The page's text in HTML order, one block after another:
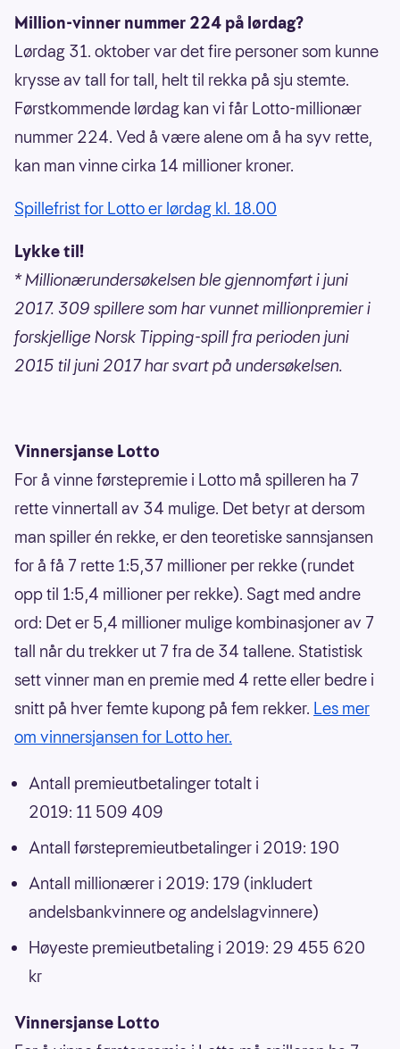
Million-vinner nummer 224 på lørdag?
Lørdag 31. oktober var det fire personer som kunne
krysse av tall for tall, helt til rekka på sju stemte.
Førstkommende lørdag kan vi får Lotto-millionær
nummer 224. Ved å være alene om å ha syv rette,
kan man vinne cirka 14 millioner kroner.
Spillefrist for Lotto er lørdag kl. 18.00
Lykke til!
* Millionærundersøkelsen ble gjennomført i juni
2017. 309 spillere som har vunnet millionpremier i
forskjellige Norsk Tipping-spill fra perioden juni
2015 til juni 2017 har svart på undersøkelsen.
Vinnersjanse Lotto
For å vinne førstepremie i Lotto må spilleren ha 7
rette vinnertall av 34 mulige. Det betyr at dersom
man spiller én rekke, er den teoretiske sannsjansen
for å få 7 rette 1:5,37 millioner per rekke (rundet
opp til 1:5,4 millioner per rekke). Sagt med andre
ord: Det er 5,4 millioner mulige kombinasjoner av 7
tall når du trekker ut 7 fra de 34 tallene. Statistisk
sett vinner man en premie med 4 rette eller bedre i
snitt på hver femte kupong på fem rekker. Les mer
om vinnersjansen for Lotto her.
Antall premieutbetalinger totalt i
2019: 11 509 409
Antall førstepremieutbetalinger i 2019: 190
Antall millionærer i 2019: 179 (inkludert
andelsbankvinnere og andelslagvinnere)
Høyeste premieutbetaling i 2019: 29 455 620
kr
Vinnersjanse Lotto